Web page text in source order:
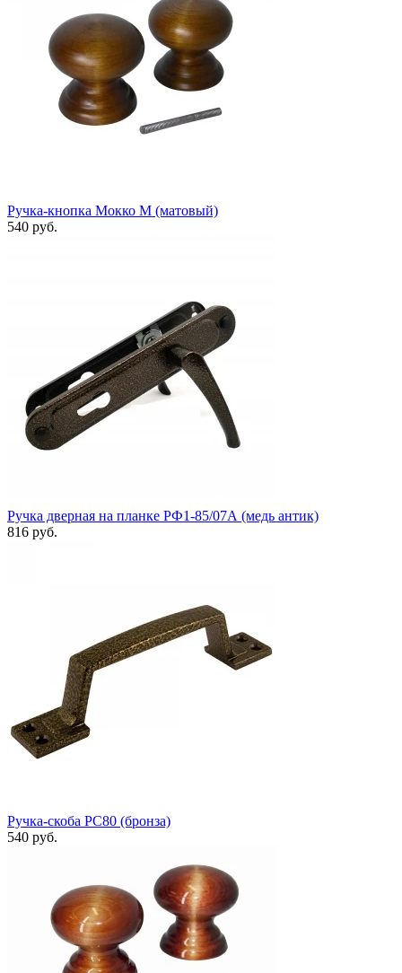
Ручка-кнопка Мокко М (матовый)
540 руб.
Ручка дверная на планке РФ1-85/07А (медь антик)
816 руб.
Ручка-скоба РС80 (бронза)
540 руб.